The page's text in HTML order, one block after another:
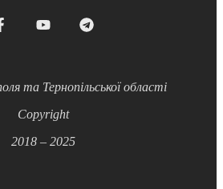
та Тернопільської області
Copyright
2018 – 2025